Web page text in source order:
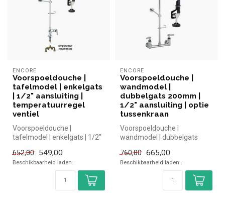
ENCORE
Voorspoeldouche |
tafelmodel | enkelgats
| 1/2" aansluiting |
temperatuurregel
ventiel
Voorspoeldouche |
tafelmodel | enkelgats | 1/2"
temperatuurregel v...
652,00 549,00
Beschikbaarheid laden..
ENCORE
Voorspoeldouche |
wandmodel |
dubbelgats 200mm |
1/2" aansluiting | optie
tussenkraan
Voorspoeldouche |
wandmodel | dubbelgats
optie tussen...
760,00 665,00
Beschikbaarheid laden..